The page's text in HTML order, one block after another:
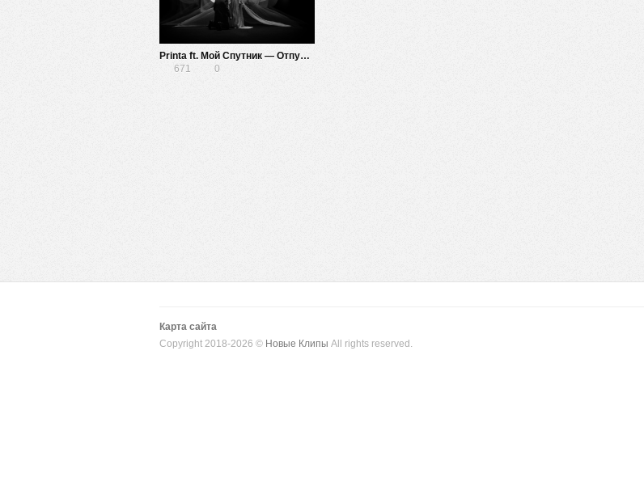
Printa ft. Мой Спутник — Отпусти меня
671
0
Карта сайта
Copyright 2018-2026 © Новые Клипы All rights reserved.